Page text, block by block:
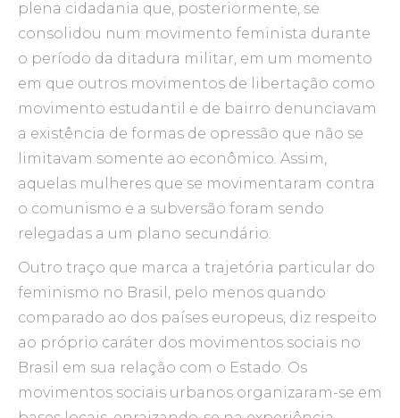
plena cidadania que, posteriormente, se
consolidou num movimento feminista durante
o período da ditadura militar, em um momento
em que outros movimentos de libertação como
movimento estudantil e de bairro denunciavam
a existência de formas de opressão que não se
limitavam somente ao econômico. Assim,
aquelas mulheres que se movimentaram contra
o comunismo e a subversão foram sendo
relegadas a um plano secundário.
Outro traço que marca a trajetória particular do
feminismo no Brasil, pelo menos quando
comparado ao dos países europeus, diz respeito
ao próprio caráter dos movimentos sociais no
Brasil em sua relação com o Estado. Os
movimentos sociais urbanos organizaram-se em